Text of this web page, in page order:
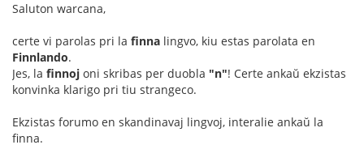
Saluton warcana,
certe vi parolas pri la finna lingvo, kiu estas parolata en
Finnlando.
Jes, la finnoj oni skribas per duobla "n"! Certe ankaŭ ekzistas
konvinka klarigo pri tiu strangeco.
Ekzistas forumo en skandinavaj lingvoj, interalie ankaŭ la
finna.